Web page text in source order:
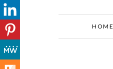
HOME